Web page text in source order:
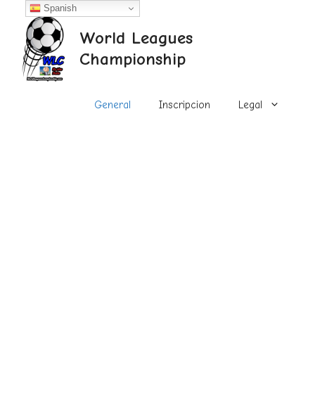
contenido
World Leagues
Championship
General Inscripcion Legal
Spanish